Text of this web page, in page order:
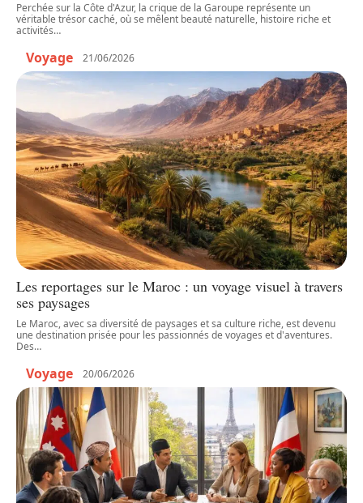
Perchée sur la Côte d'Azur, la crique de la Garoupe représente un
véritable trésor caché, où se mêlent beauté naturelle, histoire riche et
activités…
Voyage 21/06/2026
Les reportages sur le Maroc : un voyage visuel à travers
ses paysages
Le Maroc, avec sa diversité de paysages et sa culture riche, est devenu
une destination prisée pour les passionnés de voyages et d'aventures.
Des…
Voyage 20/06/2026